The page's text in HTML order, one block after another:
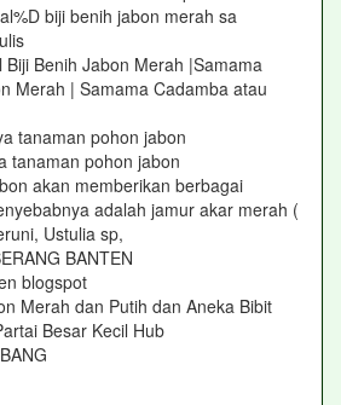
biji benih jabon merah sa
Benih Jabon Merah |Samama
Merah | Samama Cadamba atau
tanaman pohon jabon
pohon jabon
akan memberikan berbagai
adalah jamur akar merah (
Ustulia sp,
BANTEN
blogspot
Merah dan Putih dan Aneka Bibit
Besar Kecil Hub